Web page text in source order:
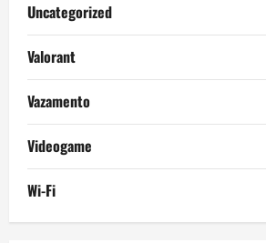
Uncategorized
Valorant
Vazamento
Videogame
Wi-Fi